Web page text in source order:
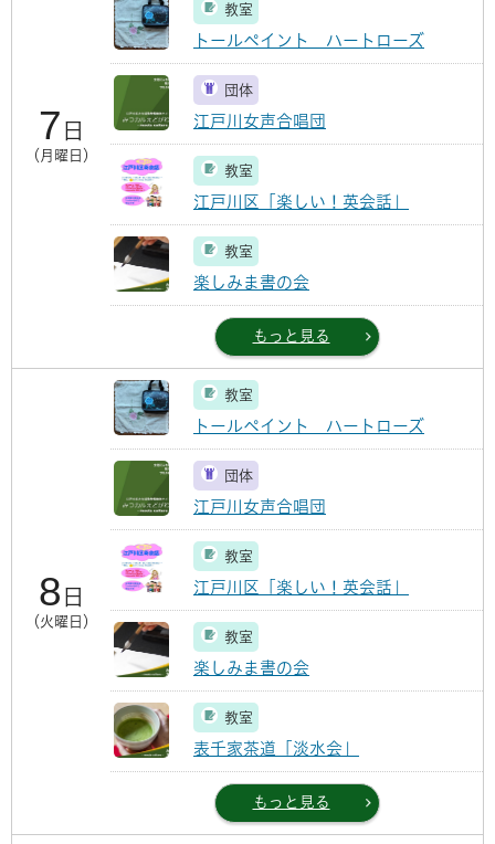
7 日
（月曜日）
教室
トールペイント ハートローズ
団体
江戸川女声合唱団
教室
江戸川区「楽しい！英会話」
教室
楽しみま書の会
もっと見る
8 日
（火曜日）
教室
トールペイント ハートローズ
団体
江戸川女声合唱団
教室
江戸川区「楽しい！英会話」
教室
楽しみま書の会
教室
表千家茶道「淡水会」
もっと見る